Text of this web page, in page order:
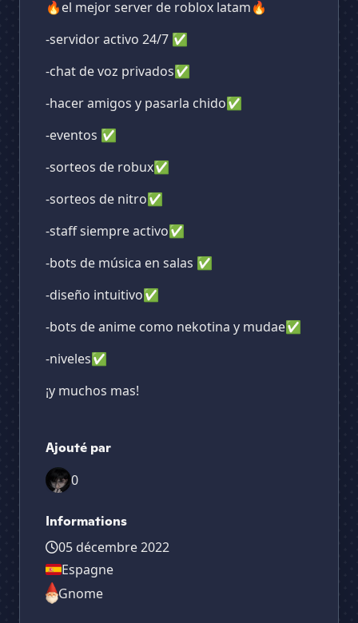
🔥el mejor server de roblox latam🔥
-servidor activo 24/7 ✅
-chat de voz privados✅
-hacer amigos y pasarla chido✅
-eventos ✅
-sorteos de robux✅
-sorteos de nitro✅
-staff siempre activo✅
-bots de música en salas ✅
-diseño intuitivo✅
-bots de anime como nekotina y mudae✅
-niveles✅
¡y muchos mas!
Ajouté par
0
Informations
05 décembre 2022
Espagne
Gnome